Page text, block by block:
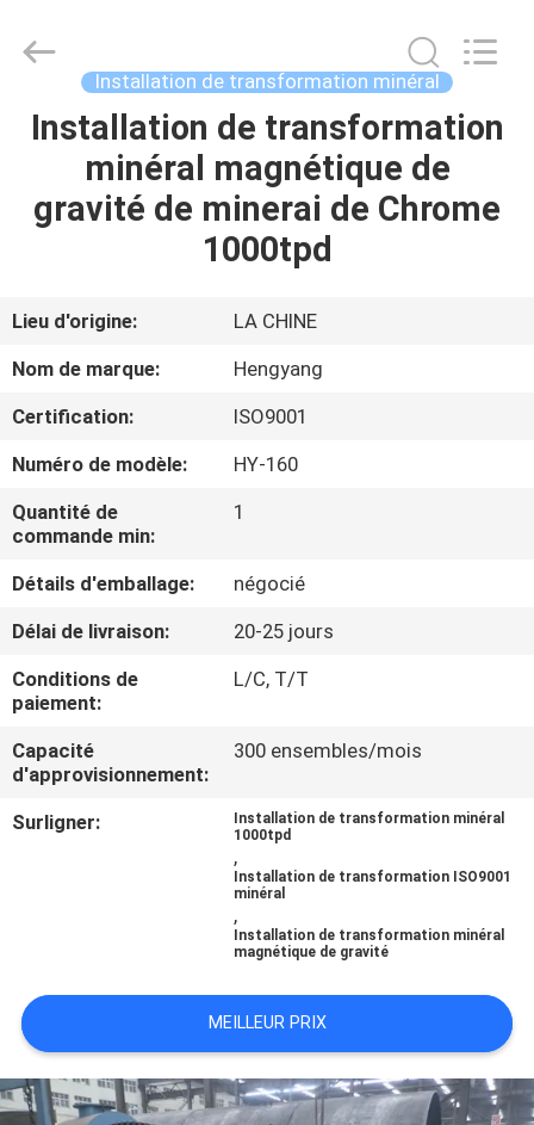
MAISON
PRODUITS
SUJET
DE
NOUS
VISITE
D'USINE
CONTRÔLE
DE
QUALITÉ
CONTACTEZ-
NOUS
PLAN
DU
SITE
Zhengzhou
Hengyang
Installation de transformation minéral
Installation de transformation
minéral magnétique de
gravité de minerai de Chrome
1000tpd
Lieu d'origine:
LA CHINE
Nom de marque:
Hengyang
Certification:
ISO9001
Numéro de modèle:
HY-160
Quantité de
commande min:
1
Détails d'emballage:
négocié
Délai de livraison:
20-25 jours
Conditions de
paiement:
L/C, T/T
Capacité
d'approvisionnement:
300 ensembles/mois
Surligner:
Installation de transformation minéral
1000tpd
,
Installation de transformation ISO9001
minéral
,
Installation de transformation minéral
magnétique de gravité
MEILLEUR PRIX